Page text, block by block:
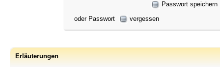
Passwort speichern
oder Passwort
vergessen
Erläuterungen